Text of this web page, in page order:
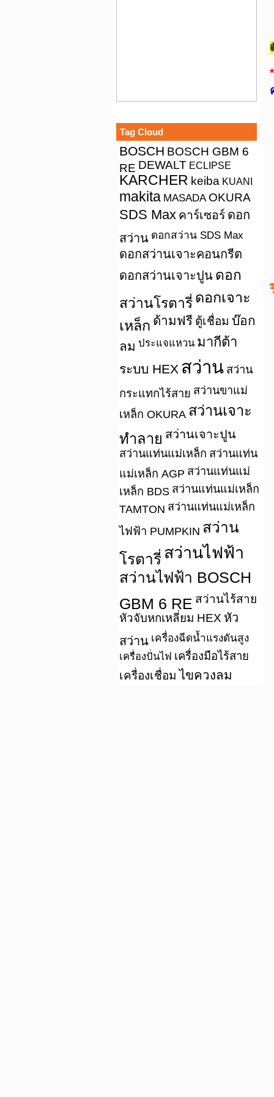
Tag Cloud
BOSCH BOSCH GBM 6
RE DEWALT ECLIPSE
KARCHER keiba KUANI
makita MASADA OKURA
SDS Max คาร์เซอร์ ดอก
สว่าน ดอกสว่าน SDS Max
ดอกสว่านเจาะคอนกรีต
ดอกสว่านเจาะปูน ดอก
สว่านโรตารี่ ดอกเจาะ
เหล็ก ด้ามฟรี ตู้เชื่อม บ๊อก
ลม ประแจแหวน มากีต้า
ระบบ HEX สว่าน สว่าน
กระแทกไร้สาย สว่านขาแม่
เหล็ก OKURA สว่านเจาะ
ทำลาย สว่านเจาะปูน
สว่านแท่นแม่เหล็ก สว่านแท่น
แม่เหล็ก AGP สว่านแท่นแม่
เหล็ก BDS สว่านแท่นแม่เหล็ก
TAMTON สว่านแท่นแม่เหล็ก
ไฟฟ้า PUMPKIN สว่าน
โรตารี่ สว่านไฟฟ้า
สว่านไฟฟ้า BOSCH
GBM 6 RE สว่านไร้สาย
หัวจับหกเหลี่ยม HEX หัว
สว่าน เครื่องฉีดน้ำแรงดันสูง
เครื่องปั่นไฟ เครื่องมือไร้สาย
เครื่องเชื่อม ไขควงลม